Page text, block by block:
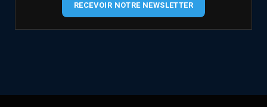
RECEVOIR NOTRE NEWSLETTER